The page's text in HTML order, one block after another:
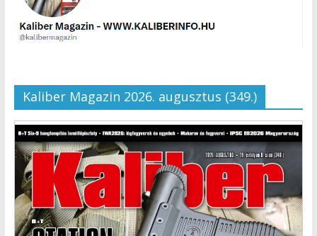
Kaliber Magazin 2026. augusztus (349.)